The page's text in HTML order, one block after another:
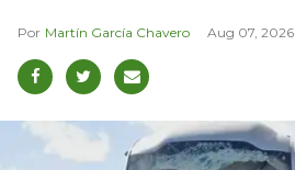
Martín García Chavero Aug 07, 2026